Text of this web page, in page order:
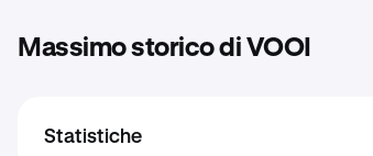
Massimo storico di VOOI
Statistiche